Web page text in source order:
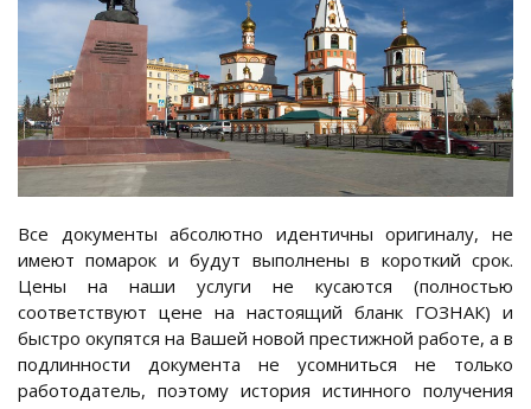
Все документы абсолютно идентичны оригиналу, не
имеют помарок и будут выполнены в короткий срок.
Цены на наши услуги не кусаются (полностью
соответствуют цене на настоящий бланк ГОЗНАК) и
быстро окупятся на Вашей новой престижной работе, а в
подлинности документа не усомниться не только
работодатель, поэтому история истинного получения